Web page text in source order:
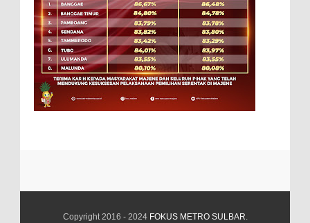
Copyright 2016 - 2024 FOKUS METRO SULBAR